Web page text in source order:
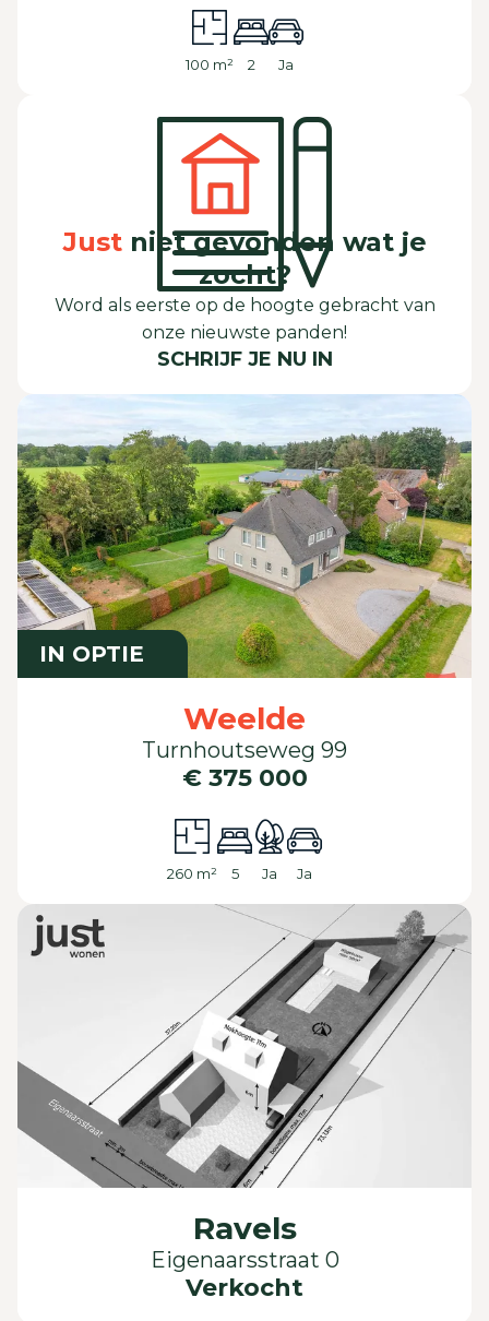
100 m² 2 Ja
Justniet gevonden wat je
zocht?
Word als eerste op de hoogte gebracht van
onze nieuwste panden!
SCHRIJF JE NU IN
IN OPTIE
€ 375 000
Weelde
Turnhoutseweg 99
260 m² 5 Ja Ja
Verkocht
Ravels
Eigenaarsstraat 0